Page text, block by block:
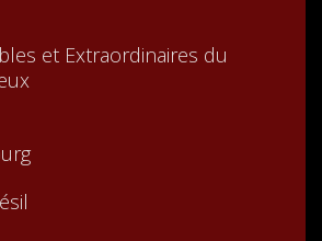
et Extraordinaires du